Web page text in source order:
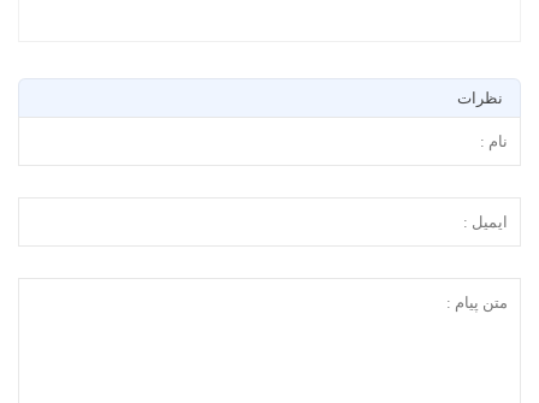
نظرات